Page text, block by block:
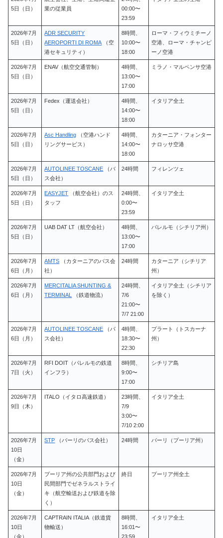
5日（日）
業の従業員
00:00〜
23:59
2026年7月
5日（日）
ADR SECURITY
AEROPORTI DI ROMA
（空
港セキュリティ）
8時間、
10:00〜
18:00
ローマ・フィウミチーノ
空港、ローマ・チャンピ
ーノ空港
2026年7月
5日（日）
ENAV（航空交通管制）
4時間、
13:00〜
17:00
ミラノ・マルペンサ空港
2026年7月
5日（日）
Fedex（運送会社）
4時間、
14:00〜
18:00
イタリア全土
2026年7月
5日（日）
Asc Handling
（空港ハンド
リングサービス）
4時間、
14:00〜
18:00
カターニア・フォンター
ナロッサ空港
2026年7月
5日（日）
AUTOLINEE TOSCANE
（バ
ス会社）
24時間 フィレンツェ
2026年7月
5日（日）
EASYJET
（航空会社）のス
タッフ
24時間、
0:00〜
23:59
イタリア全土
2026年7月
5日（日）
UAB DAT LT（航空会社）
4時間、
13:00〜
17:00
パレルモ（シチリア州）
2026年7月
6日（月）
AMTS
（カターニアのバス会
社）
24時間
カターニア（シチリア
州）
2026年7月
6日（月）
MERCITALIA SHUNTING &
TERMINAL
（鉄道物流）
24時間、
7/6
21:00〜
7/7 21:00
イタリア全土（シチリア
を除く）
2026年7月
6日（月）
AUTOLINEE TOSCANE
（バ
ス会社）
4時間、
18:30〜
22:30
プラート（トスカーナ
州）
2026年7月
7日（火）
RFI DOIT（パレルモの鉄道
インフラ）
8時間、
9:00〜
17:00
シチリア島
2026年7月
9日（木）
ITALO（イタロ高速鉄道）
23時間、
7/9
3:00〜
7/10 2:00
イタリア全土
2026年7月
10日
（金）
STP （バーリのバス会社） 24時間 バーリ（プーリア州）
2026年7月
10日
（金）
プーリア州の公共部門および
民間部門でゼネラルストライ
キ（航空輸送および鉄道を除
く）
終日 プーリア州全土
2026年7月
10日
（金）
CAPTRAIN ITALIA（鉄道貨
物輸送）
8時間、
16:01〜
23:59
イタリア全土